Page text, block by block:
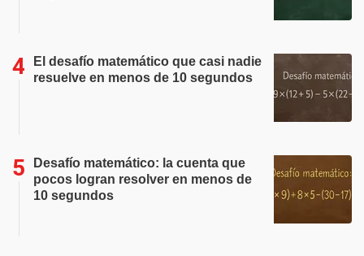
El desafío matemático que casi nadie
resuelve en menos de 10 segundos
Desafío matemático: la cuenta que
pocos logran resolver en menos de
10 segundos